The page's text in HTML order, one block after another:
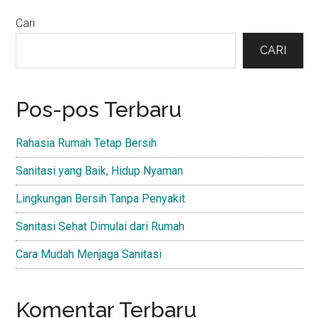
Primary
Cari
CARI
Pos-pos Terbaru
Rahasia Rumah Tetap Bersih
Sanitasi yang Baik, Hidup Nyaman
Lingkungan Bersih Tanpa Penyakit
Sanitasi Sehat Dimulai dari Rumah
Cara Mudah Menjaga Sanitasi
Komentar Terbaru